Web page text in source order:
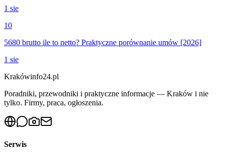
1 sie
10
5680 brutto ile to netto? Praktyczne porównanie umów [2026]
1 sie
Krakówinfo24.pl
Poradniki, przewodniki i praktyczne informacje — Kraków i nie
tylko. Firmy, praca, ogłoszenia.
Serwis